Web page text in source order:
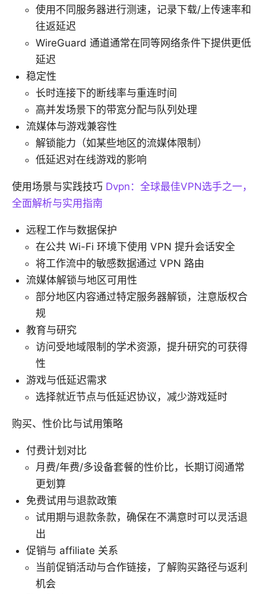
使用不同服务器进行测速，记录下载/上传速率和
往返延迟
WireGuard 通道通常在同等网络条件下提供更低
延迟
稳定性
长时连接下的断线率与重连时间
高并发场景下的带宽分配与队列处理
流媒体与游戏兼容性
解锁能力（如某些地区的流媒体限制）
低延迟对在线游戏的影响
使用场景与实践技巧 Dvpn：全球最佳VPN选手之一，
全面解析与实用指南
远程工作与数据保护
在公共 Wi-Fi 环境下使用 VPN 提升会话安全
将工作流中的敏感数据通过 VPN 路由
流媒体解锁与地区可用性
部分地区内容通过特定服务器解锁，注意版权合
规
教育与研究
访问受地域限制的学术资源，提升研究的可获得
性
游戏与低延迟需求
选择就近节点与低延迟协议，减少游戏延时
购买、性价比与试用策略
付费计划对比
月费/年费/多设备套餐的性价比，长期订阅通常
更划算
免费试用与退款政策
试用期与退款条款，确保在不满意时可以灵活退
出
促销与 affiliate 关系
当前促销活动与合作链接，了解购买路径与返利
机会